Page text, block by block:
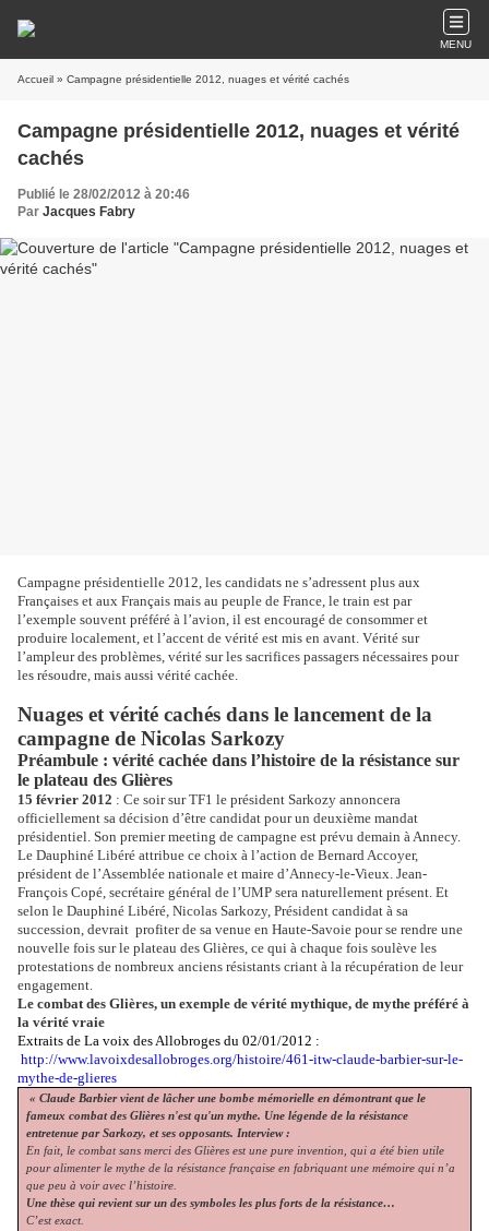
MENU
Accueil » Campagne présidentielle 2012, nuages et vérité cachés
Campagne présidentielle 2012, nuages et vérité
cachés
Publié le 28/02/2012 à 20:46
Par Jacques Fabry
Campagne présidentielle 2012, les candidats ne s’adressent plus aux
Françaises et aux Français mais au peuple de France, le train est par
l’exemple souvent préféré à l’avion, il est encouragé de consommer et
produire localement, et l’accent de vérité est mis en avant. Vérité sur
l’ampleur des problèmes, vérité sur les sacrifices passagers nécessaires pour
les résoudre, mais aussi vérité cachée.
Nuages et vérité cachés dans le lancement de la
campagne de Nicolas Sarkozy
Préambule : vérité cachée dans l’histoire de la résistance sur
le plateau des Glières
15 février 2012 : Ce soir sur TF1 le président Sarkozy annoncera
officiellement sa décision d’être candidat pour un deuxième mandat
présidentiel. Son premier meeting de campagne est prévu demain à Annecy.
Le Dauphiné Libéré attribue ce choix à l’action de Bernard Accoyer,
président de l’Assemblée nationale et maire d’Annecy-le-Vieux. Jean-
François Copé, secrétaire général de l’UMP sera naturellement présent. Et
selon le Dauphiné Libéré, Nicolas Sarkozy, Président candidat à sa
succession, devrait profiter de sa venue en Haute-Savoie pour se rendre une
nouvelle fois sur le plateau des Glières, ce qui à chaque fois soulève les
protestations de nombreux anciens résistants criant à la récupération de leur
engagement.
Le combat des Glières, un exemple de vérité mythique, de mythe préféré à
la vérité vraie
Extraits de La voix des Allobroges du 02/01/2012 :
http://www.lavoixdesallobroges.org/histoire/461-itw-claude-barbier-sur-le-
mythe-de-glieres
« Claude Barbier vient de lâcher une bombe mémorielle en démontrant que le
fameux combat des Glières n'est qu'un mythe. Une légende de la résistance
entretenue par Sarkozy, et ses opposants. Interview :
En fait, le combat sans merci des Glières est une pure invention, qui a été bien utile
pour alimenter le mythe de la résistance française en fabriquant une mémoire qui n’a
que peu à voir avec l’histoire.
Une thèse qui revient sur un des symboles les plus forts de la résistance…
C’est exact.